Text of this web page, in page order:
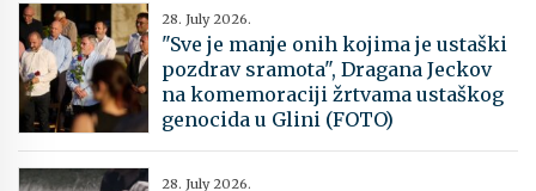
28. July 2026.
"Sve je manje onih kojima je ustaški
pozdrav sramota", Dragana Jeckov
na komemoraciji žrtvama ustaškog
genocida u Glini (FOTO)
28. July 2026.